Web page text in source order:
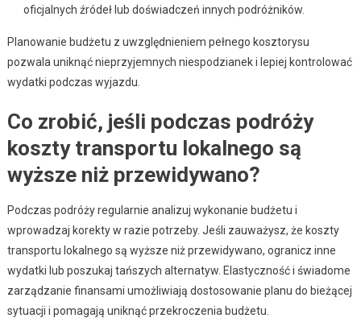
oficjalnych źródeł lub doświadczeń innych podróżników.
Planowanie budżetu z uwzględnieniem pełnego kosztorysu
pozwala uniknąć nieprzyjemnych niespodzianek i lepiej kontrolować
wydatki podczas wyjazdu.
Co zrobić, jeśli podczas podróży
koszty transportu lokalnego są
wyższe niż przewidywano?
Podczas podróży regularnie analizuj wykonanie budżetu i
wprowadzaj korekty w razie potrzeby. Jeśli zauważysz, że koszty
transportu lokalnego są wyższe niż przewidywano, ogranicz inne
wydatki lub poszukaj tańszych alternatyw. Elastyczność i świadome
zarządzanie finansami umożliwiają dostosowanie planu do bieżącej
sytuacji i pomagają uniknąć przekroczenia budżetu.